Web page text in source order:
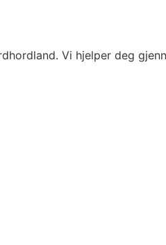
Vi hjelper deg